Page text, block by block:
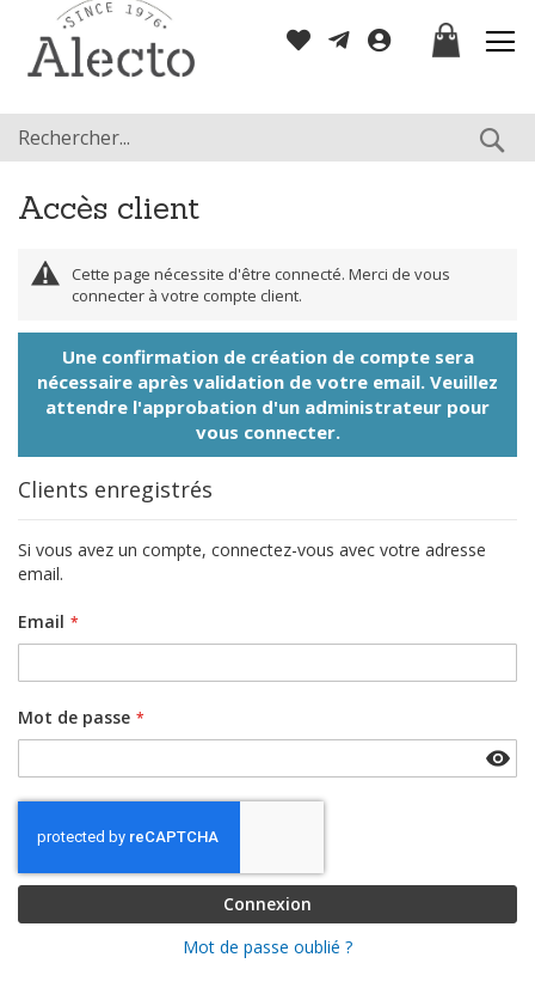
contenu
Mon panier
Accès client
Cette page nécessite d'être connecté. Merci de vous
connecter à votre compte client.
Une confirmation de création de compte sera
nécessaire après validation de votre email. Veuillez
attendre l'approbation d'un administrateur pour
vous connecter.
Clients enregistrés
Si vous avez un compte, connectez-vous avec votre adresse
email.
Email
Mot de passe
Connexion
Mot de passe oublié ?